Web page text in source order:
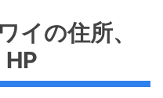
イの住所、
HP